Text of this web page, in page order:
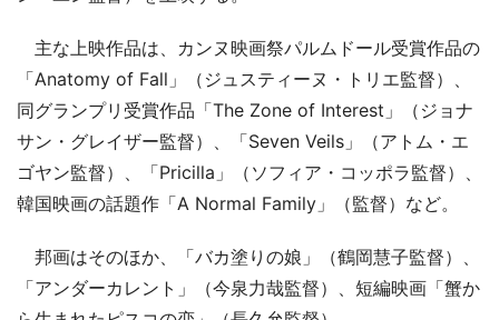
主な上映作品は、カンヌ映画祭パルムドール受賞作品の
「Anatomy of Fall」（ジュスティーヌ・トリエ監督）、
同グランプリ受賞作品「The Zone of Interest」（ジョナ
サン・グレイザー監督）、「Seven Veils」（アトム・エ
ゴヤン監督）、「Pricilla」（ソフィア・コッポラ監督）、
韓国映画の話題作「A Normal Family」（監督）など。
邦画はそのほか、「バカ塗りの娘」（鶴岡慧子監督）、
「アンダーカレント」（今泉力哉監督）、短編映画「蟹か